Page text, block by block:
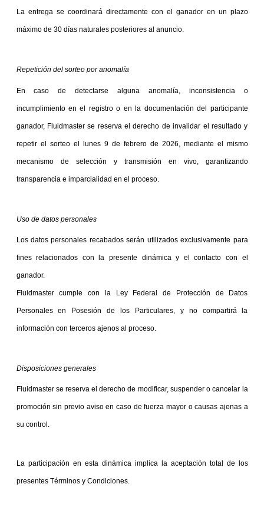
La entrega se coordinará directamente con el ganador en un plazo
máximo de 30 días naturales posteriores al anuncio.
Repetición del sorteo por anomalía
En caso de detectarse alguna anomalía, inconsistencia o
incumplimiento en el registro o en la documentación del participante
ganador, Fluidmaster se reserva el derecho de invalidar el resultado y
repetir el sorteo el lunes 9 de febrero de 2026, mediante el mismo
mecanismo de selección y transmisión en vivo, garantizando
transparencia e imparcialidad en el proceso.
Uso de datos personales
Los datos personales recabados serán utilizados exclusivamente para
fines relacionados con la presente dinámica y el contacto con el
ganador.
Fluidmaster cumple con la Ley Federal de Protección de Datos
Personales en Posesión de los Particulares, y no compartirá la
información con terceros ajenos al proceso.
Disposiciones generales
Fluidmaster se reserva el derecho de modificar, suspender o cancelar la
promoción sin previo aviso en caso de fuerza mayor o causas ajenas a
su control.
La participación en esta dinámica implica la aceptación total de los
presentes Términos y Condiciones.